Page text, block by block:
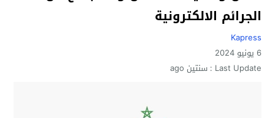
الجرائم الالكترونية
Kapress
6 يونيو 2024
Last Update : سنتين ago